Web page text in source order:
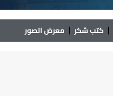
كتب شكر معرض الصور